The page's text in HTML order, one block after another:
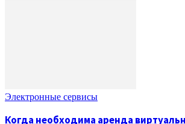
Электронные сервисы
Когда необходима аренда